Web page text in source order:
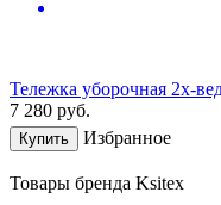
Тележка уборочная 2х-
7 280 руб.
Купить Избранное
Товары бренда Ksitex